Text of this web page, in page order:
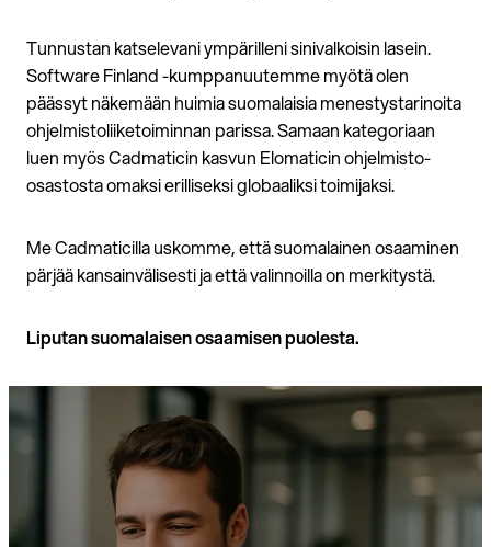
Tunnustan katselevani ympärilleni sinivalkoisin lasein.
Software Finland -kumppanuutemme myötä olen
päässyt näkemään huimia suomalaisia menestystarinoita
ohjelmistoliiketoiminnan parissa. Samaan kategoriaan
luen myös Cadmaticin kasvun Elomaticin ohjelmisto-
osastosta omaksi erilliseksi globaaliksi toimijaksi.
Me Cadmaticilla uskomme, että suomalainen osaaminen
pärjää kansainvälisesti ja että valinnoilla on merkitystä.
Liputan suomalaisen osaamisen puolesta.